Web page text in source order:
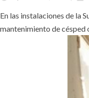
En las instalaciones de la
mantenimiento de césped